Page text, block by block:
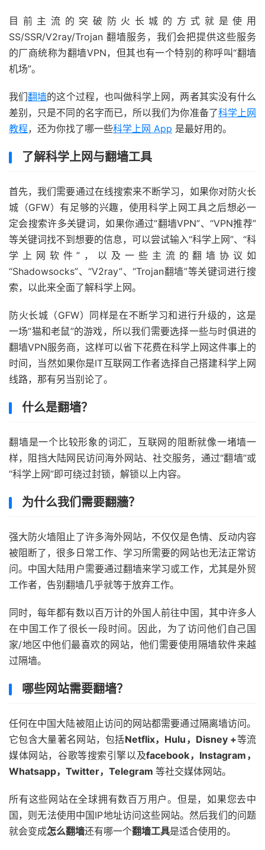
目前主流的突破防火长城的方式就是使用
SS/SSR/V2ray/Trojan 翻墙服务，我们会把提供这些服务
的厂商统称为翻墙VPN，但其也有一个特别的称呼叫“翻墙
机场”。
我们翻墙的这个过程，也叫做科学上网，两者其实没有什么
差别，只是不同的名字而已，所以我们为你准备了科学上网
教程，还为你找了哪一些科学上网 App 是最好用的。
了解科学上网与翻墙工具
首先，我们需要通过在线搜索来不断学习，如果你对防火长
城（GFW）有足够的兴趣，使用科学上网工具之后想必一
定会搜索许多关键词，如果你通过“翻墙VPN”、“VPN推荐”
等关键词找不到想要的信息，可以尝试输入“科学上网”、“科
学上网软件”，以及一些主流的翻墙协议如
“Shadowsocks”、“V2ray”、“Trojan翻墙”等关键词进行搜
索，以此来全面了解科学上网。
防火长城（GFW）同样是在不断学习和进行升级的，这是
一场“猫和老鼠”的游戏，所以我们需要选择一些与时俱进的
翻墙VPN服务商，这样可以省下花费在科学上网这件事上的
时间，当然如果你是IT互联网工作者选择自己搭建科学上网
线路，那有另当别论了。
什么是翻墙？
翻墙是一个比较形象的词汇，互联网的阻断就像一堵墙一
样，阻挡大陆网民访问海外网站、社交服务，通过“翻墙”或
“科学上网”即可绕过封锁，解锁以上内容。
为什么我们需要翻牆？
强大防火墙阻止了许多海外网站，不仅仅是色情、反动内容
被阻断了，很多日常工作、学习所需要的网站也无法正常访
问。中国大陆用户需要通过翻墙来学习或工作，尤其是外贸
工作者，告别翻墙几乎就等于放弃工作。
同时，每年都有数以百万计的外国人前往中国，其中许多人
在中国工作了很长一段时间。因此，为了访问他们自己国
家/地区中他们最喜欢的网站，他们需要使用隔墙软件来越
过隔墙。
哪些网站需要翻墙？
任何在中国大陆被阻止访问的网站都需要通过隔离墙访问。
它包含大量著名网站，包括Netflix，Hulu，Disney +等流
媒体网站，谷歌等搜索引擎以及facebook，Instagram，
Whatsapp，Twitter，Telegram 等社交媒体网站。
所有这些网站在全球拥有数百万用户。但是，如果您去中
国，则无法使用中国IP地址访问这些网站。然后我们的问题
就会变成怎么翻墙还有哪一个翻墙工具是适合使用的。